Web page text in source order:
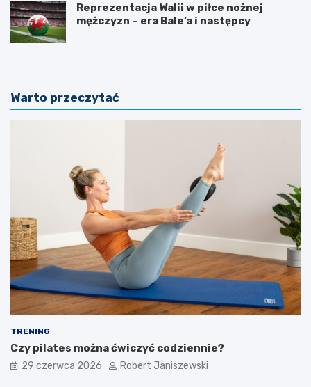
Reprezentacja Walii w piłce nożnej
mężczyzn – era Bale’a i następcy
Warto przeczytać
TRENING
Czy pilates można ćwiczyć codziennie?
29 czerwca 2026 Robert Janiszewski